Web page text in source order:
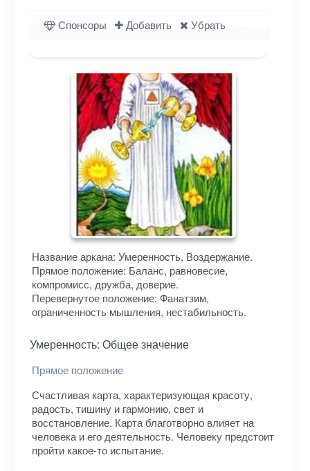
Спонсоры Добавить Убрать
Название аркана: Умеренность, Воздержание.
Прямое положение: Баланс, равновесие,
компромисс, дружба, доверие.
Перевернутое положение: Фанатзим,
ограниченность мышления, нестабильность.
Умеренность: Общее значение
Прямое положение
Счастливая карта, характеризующая красоту,
радость, тишину и гармонию, свет и
восстановление. Карта благотворно влияет на
человека и его деятельность. Человеку предстоит
пройти какое-то испытание.